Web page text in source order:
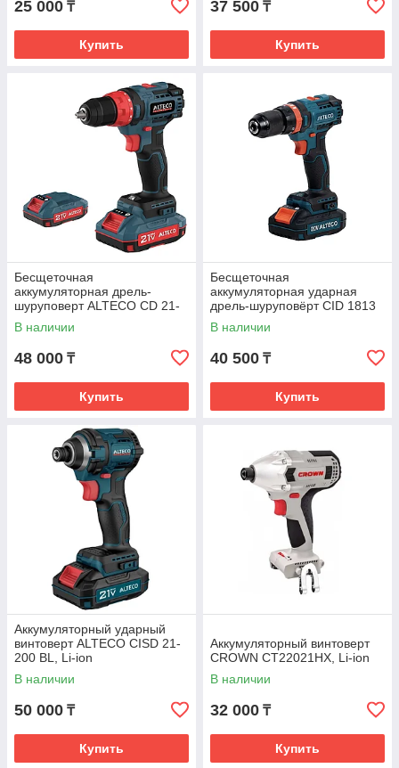
25 000 ₸
Купить
37 500 ₸
Купить
Бесщеточная
аккумуляторная дрель-
шуруповерт ALTECO CD 21-
45 BL X2
В наличии
48 000 ₸
Купить
Бесщеточная
аккумуляторная ударная
дрель‑шуруповёрт CID 1813
Li BL ALTECO
В наличии
40 500 ₸
Купить
Аккумуляторный ударный
винтоверт ALTECO CISD 21-
200 BL, Li-ion
В наличии
50 000 ₸
Купить
Аккумуляторный винтоверт
CROWN CT22021HX, Li-ion
В наличии
32 000 ₸
Купить